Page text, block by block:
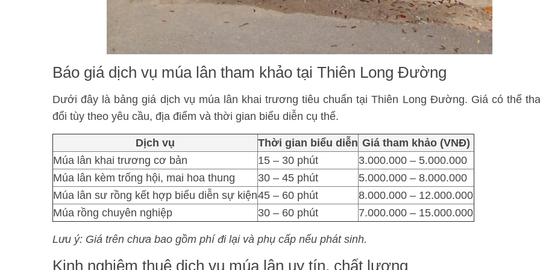
Báo giá dịch vụ múa lân tham khảo tại Thiên Long Đường
Dưới đây là bảng giá dịch vụ múa lân khai trương tiêu chuẩn tại Thiên Long Đường. Giá có thể
đổi tùy theo yêu cầu, địa điểm và thời gian biểu diễn cụ thể.
Dịch vụ Thời gian biểu diễn Giá tham khảo (VNĐ)
Múa lân khai trương cơ bản
15 – 30 phút
3.000.000 – 5.000.000
Múa lân kèm trống hội, mai hoa thung
30 – 45 phút
5.000.000 – 8.000.000
Múa lân sư rồng kết hợp biểu diễn sự kiện45 – 60 phút
8.000.000 – 12.000.000
Múa rồng chuyên nghiệp
30 – 60 phút 7.000.000 – 15.000.000
Lưu ý: Giá trên chưa bao gồm phí đi lại và phụ cấp nếu phát sinh.
Kinh nghiệm thuê dịch vụ múa lân uy tín, chất lượng